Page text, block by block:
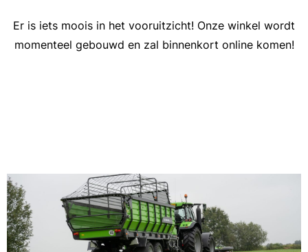
Er is iets moois in het vooruitzicht! Onze winkel wordt
momenteel gebouwd en zal binnenkort online komen!